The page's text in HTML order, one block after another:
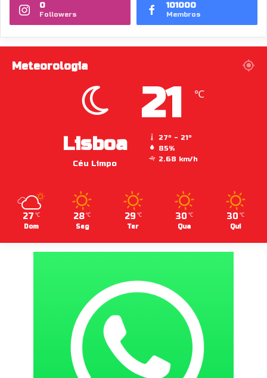
0
Followers
101000
Membros
Meteorologia
Lisboa
Céu Limpo
21 ℃
27º - 21º
85%
2.68 km/h
27 ℃
Dom
28 ℃
Seg
29 ℃
Ter
30 ℃
Qua
30 ℃
Qui